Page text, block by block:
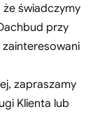
świadczymy
przy
zapraszamy
Klienta lub